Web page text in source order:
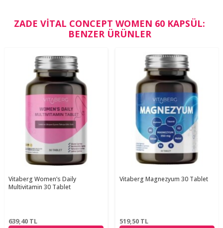
ZADE VITAL CONCEPT WOMEN 60 KAPSÜL:
BENZER ÜRÜNLER
Vitaberg Women’s Daily
Multivitamin 30 Tablet
639,40 TL
Vitaberg Magnezyum 30 Tablet
519,50 TL